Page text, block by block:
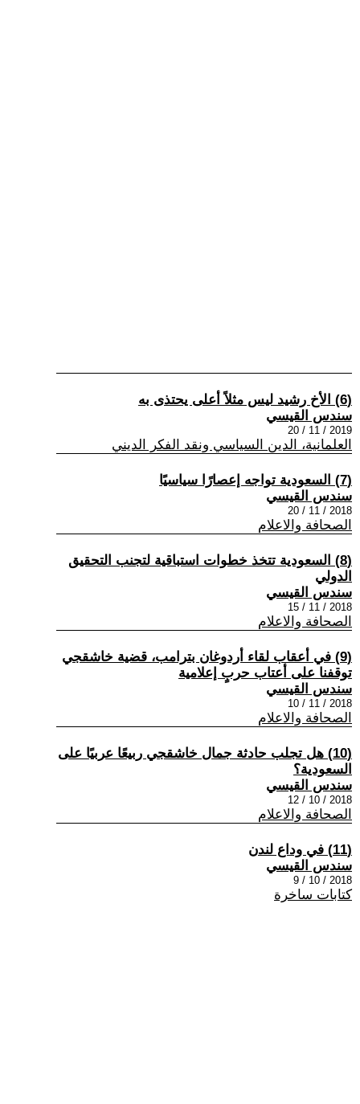
(6) الأخ رشيد ليس مثلاً أعلى يحتذى به
سندس القيسي
2019 / 11 / 20
العلمانية، الدين السياسي ونقد الفكر الديني
(7) السعودية تواجه إعصارًا سياسيًا
سندس القيسي
2018 / 11 / 20
الصحافة والاعلام
(8) السعودية تتخذ خطوات استباقية لتجنب التحقيق
الدولي
سندس القيسي
2018 / 11 / 15
الصحافة والاعلام
(9) في أعقاب لقاء أردوغان بترامب، قضية خاشقجي
توقفنا على أعتاب حربٍ إعلامية
سندس القيسي
2018 / 11 / 10
الصحافة والاعلام
(10) هل تجلب حادثة جمال خاشقجي ربيعًا عربيًا على
السعودية؟
سندس القيسي
2018 / 10 / 12
الصحافة والاعلام
(11) في وداع لندن
سندس القيسي
2018 / 10 / 9
كتابات ساخرة